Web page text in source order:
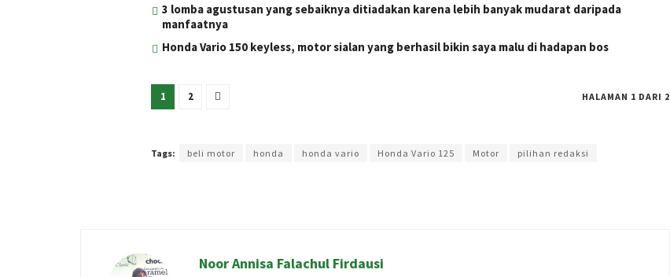
3 lomba agustusan yang sebaiknya ditiadakan karena lebih banyak mudarat daripada
manfaatnya
Honda Vario 150 keyless, motor sialan yang berhasil bikin saya malu di hadapan bos
HALAMAN 1 DARI 2
1 2
Tags: beli motor honda honda vario Honda Vario 125 Motor pilihan redaksi
Noor Annisa Falachul Firdausi